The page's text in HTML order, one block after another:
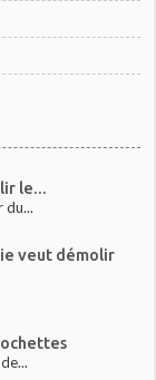
le...
du...
veut démolir